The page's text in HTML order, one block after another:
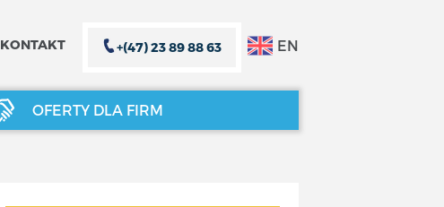
EN
KONTAKT +(47) 23 89 88 63
OFERTY DLA FIRM